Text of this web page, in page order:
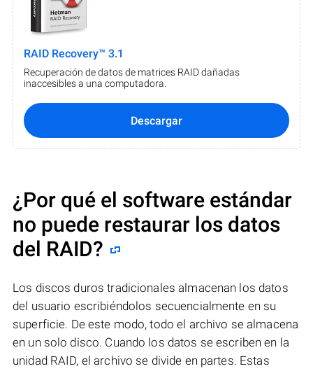
RAID Recovery™ 3.1
Recuperación de datos de matrices RAID dañadas
inaccesibles a una computadora.
Descargar
¿Por qué el software estándar
no puede restaurar los datos
del RAID?
Los discos duros tradicionales almacenan los datos
del usuario escribiéndolos secuencialmente en su
superficie. De este modo, todo el archivo se almacena
en un solo disco. Cuando los datos se escriben en la
unidad RAID, el archivo se divide en partes. Estas